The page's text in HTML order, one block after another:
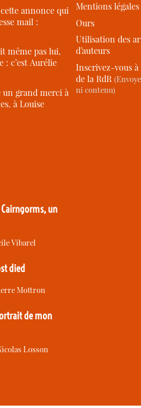
annonce qui
mail :
même pas lui,
: c’est Aurélie
un grand merci à
à Louise
Cairngorms, un
Vibarel
died
Mottron
de mon
Losson
Mentions légales
Ours
Utilisation des
d’auteurs
Inscrivez-vous
de la RdR
ni contenu)